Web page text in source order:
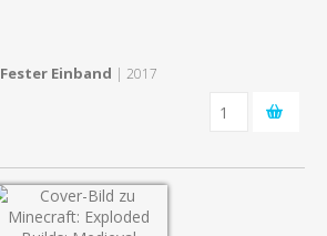
Fester Einband | 2017